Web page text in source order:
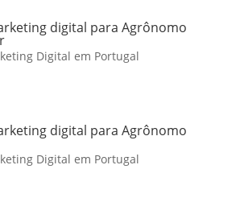
digital para Agrônomo
Digital em Portugal
digital para Agrônomo
Digital em Portugal